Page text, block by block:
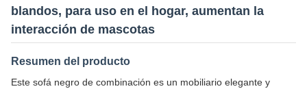
blandos, para uso en el hogar, aumentan la
interacción de mascotas
Resumen del producto
Este sofá negro de combinación es un mobiliario elegante y